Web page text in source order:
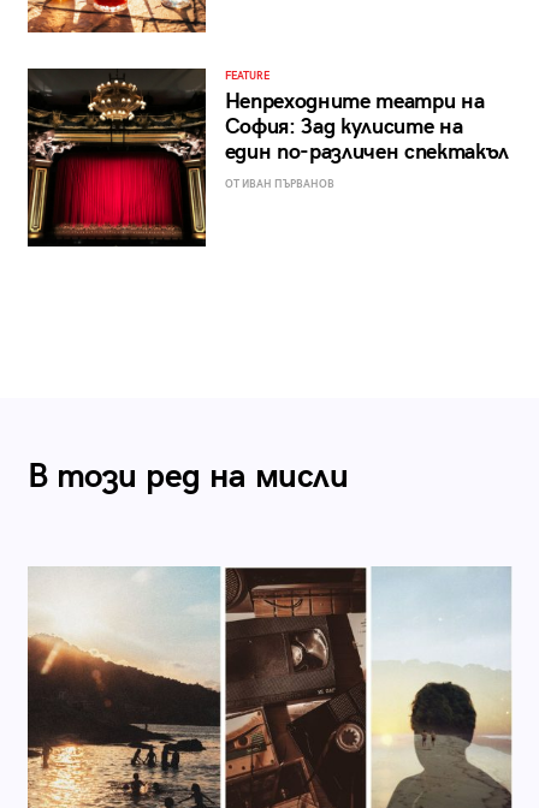
FEATURE
Непреходните театри на
София: Зад кулисите на
един по-различен спектакъл
ОТ ИВАН ПЪРВАНОВ
В този ред на мисли